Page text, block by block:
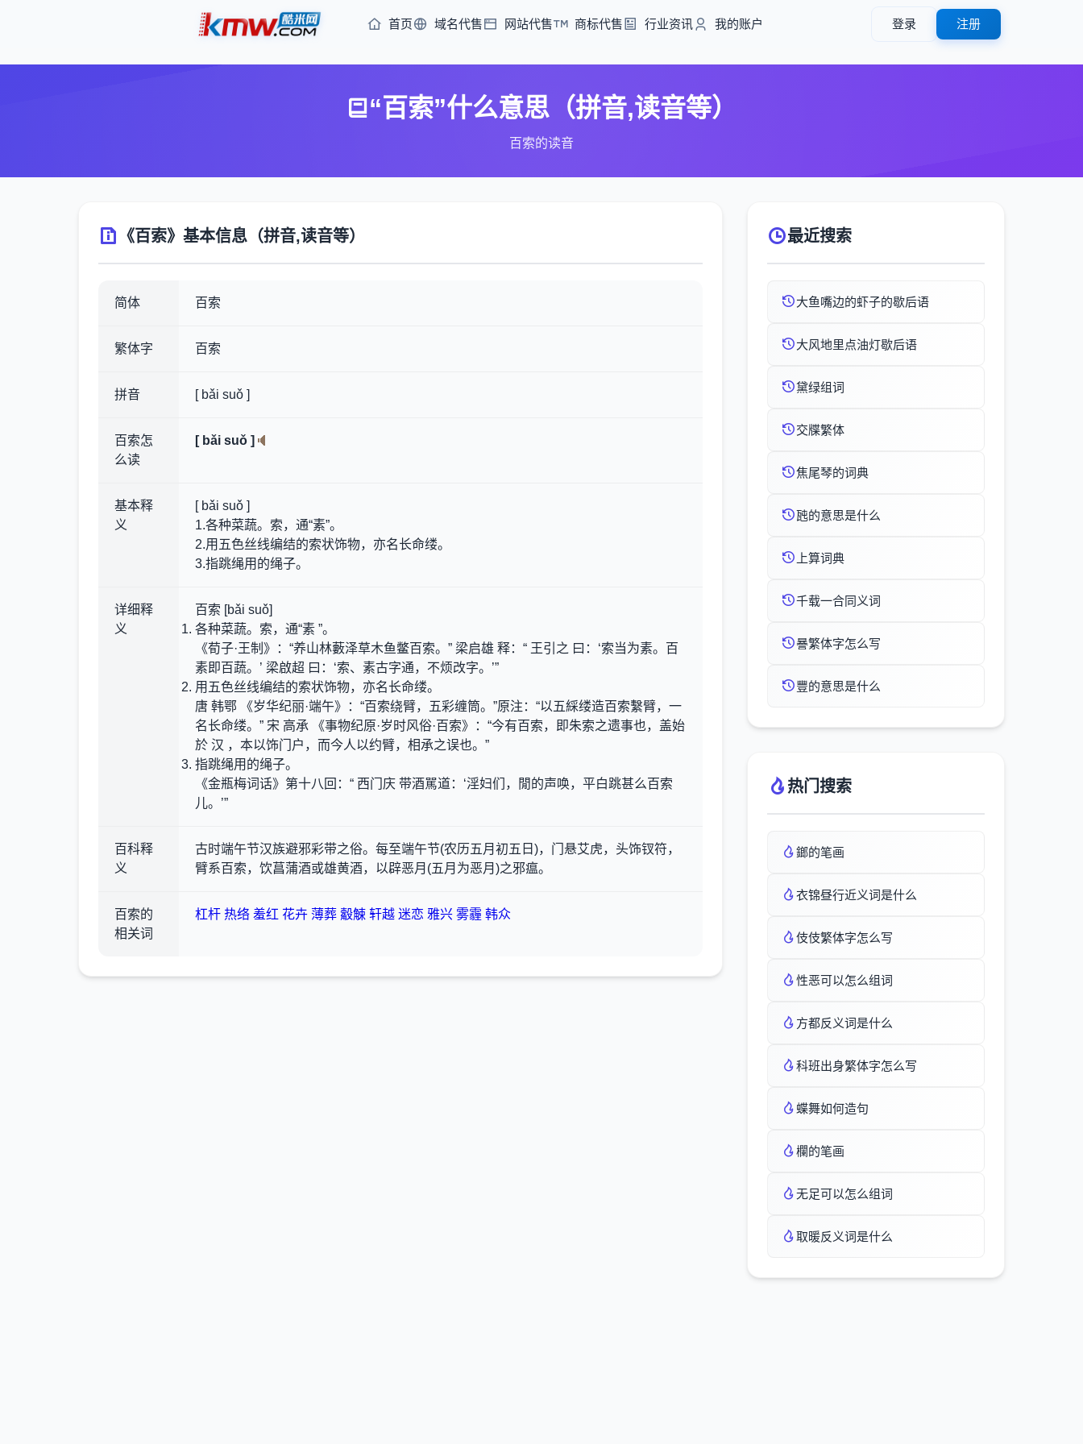
首页 域名代售 网站代售 商标代售 行业资讯 我的账户 登录 注册
“百索”什么意思（拼音,读音等）
百索的读音
《百索》基本信息（拼音,读音等）
简体 百索
繁体字 百索
拼音 [ bǎi suǒ ]
百索怎
么读
[ bǎi suǒ ]
基本释
义
[ bǎi suǒ ]
1.各种菜蔬。索，通“素”。
2.用五色丝线编结的索状饰物，亦名长命缕。
3.指跳绳用的绳子。
详细释
义
百索 [bǎi suǒ]
各种菜蔬。索，通“素 ”。
《荀子·王制》：“养山林藪泽草木鱼鳖百索。” 梁启雄 释：“ 王引之 曰：‘索当为素。百
素即百蔬。’ 梁啟超 曰：‘索、素古字通，不烦改字。’”
用五色丝线编结的索状饰物，亦名长命缕。
唐 韩鄂 《岁华纪丽·端午》：“百索绕臂，五彩缠筒。”原注：“以五綵缕造百索繫臂，一
名长命缕。” 宋 高承 《事物纪原·岁时风俗·百索》：“今有百索，即朱索之遗事也，盖始
於 汉 ，本以饰门户，而今人以约臂，相承之误也。”
指跳绳用的绳子。
《金瓶梅词话》第十八回：“ 西门庆 带酒駡道：‘淫妇们，閒的声唤，平白跳甚么百索
儿。’”
百科释
义
古时端午节汉族避邪彩带之俗。每至端午节(农历五月初五日)，门悬艾虎，头饰钗符，
臂系百索，饮菖蒲酒或雄黄酒，以辟恶月(五月为恶月)之邪瘟。
百索的
相关词
杠杆 热络 羞红 花卉 薄葬 觳觫 轩越 迷恋 雅兴 雾霾 韩众
最近搜索
大鱼嘴边的虾子的歇后语
大风地里点油灯歇后语
黛绿组词
交牒繁体
焦尾琴的词典
瓲的意思是什么
上算词典
千载一合同义词
謈繁体字怎么写
豐的意思是什么
热门搜索
鎯的笔画
衣锦昼行近义词是什么
伎伎繁体字怎么写
性恶可以怎么组词
方都反义词是什么
科班出身繁体字怎么写
蝶舞如何造句
欄的笔画
无足可以怎么组词
取暖反义词是什么